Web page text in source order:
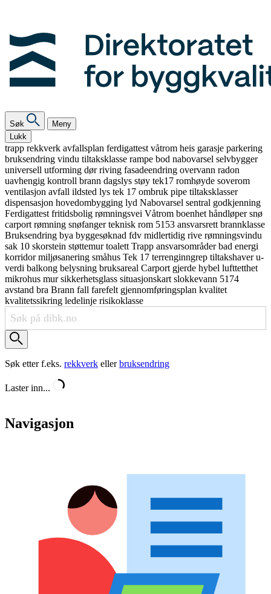
Søk
Meny
Lukk
trapp rekkverk avfallsplan ferdigattest våtrom heis garasje parkering
bruksendring vindu tiltaksklasse rampe bod nabovarsel selvbygger
universell utforming dørriving fasadeendring overvann radon
uavhengig kontroll brann dagslys støy tek17 romhøyde soverom
ventilasjon avfall ildsted lys tek 17 ombruk pipe tiltaksklasser
dispensasjon hovedombygging lyd Nabovarsel sentral godkjenning
Ferdigattest fritidsbolig rømningsvei Våtrom boenhet håndløpersnø
carport rømning snøfangerteknisk rom 5153 ansvarsrett brannklasse
Bruksendring bya byggesøknad fdv midlertidig rive rømningsvindu
sak 10 skorstein støttemurtoalett Trapp ansvarsområderbad energi
korridormiljøsanering småhus Tek 17 terrenginngrep tiltakshaveru-
verdi balkong belysning bruksareal Carport gjerde hybel lufttetthet
mikrohus mursikkerhetsglass situasjonskart slokkevann 5174
avstand bra Brann fall farefelt gjennomføringsplan kvalitet
kvalitetssikring ledelinje risikoklasse
Søk etter f.eks. rekkverk ellerbruksendring
Laster inn...
Navigasjon